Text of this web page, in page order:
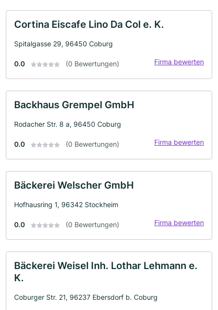
Cortina Eiscafe Lino Da Col e. K.
Spitalgasse 29, 96450 Coburg
0.0 (0 Bewertungen) Firma bewerten
Backhaus Grempel GmbH
Rodacher Str. 8 a, 96450 Coburg
0.0 (0 Bewertungen) Firma bewerten
Bäckerei Welscher GmbH
Hofhausring 1, 96342 Stockheim
0.0 (0 Bewertungen) Firma bewerten
Bäckerei Weisel Inh. Lothar Lehmann e.
K.
Coburger Str. 21, 96237 Ebersdorf b. Coburg